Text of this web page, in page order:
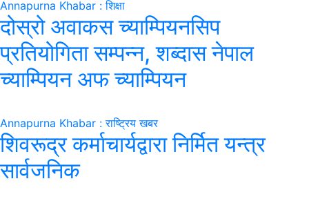
Annapurna Khabar : शिक्षा
दोस्रो अवाकस च्याम्पियनसिप
प्रतियोगिता सम्पन्न, शब्दास नेपाल
च्याम्पियन अफ च्याम्पियन
Annapurna Khabar : राष्ट्रिय खबर
शिवरूद्र कर्माचार्यद्वारा निर्मित यन्त्र
सार्वजनिक